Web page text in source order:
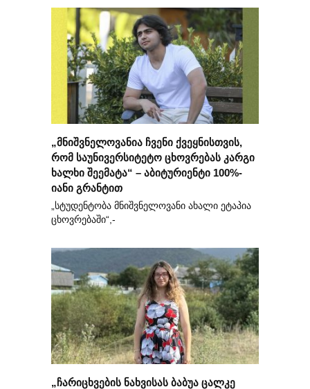
„მნიშვნელოვანია ჩვენი ქვეყნისთვის,
რომ საუნივერსიტეტო ცხოვრებას კარგი
ხალხი შეემატა“ – აბიტურიენტი 100%-
იანი გრანტით
„სტუდენტობა მნიშვნელოვანი ახალი ეტაპია
ცხოვრებაში“,-
„ჩარიცხვების ნახვისას ბაბუა ცალკე